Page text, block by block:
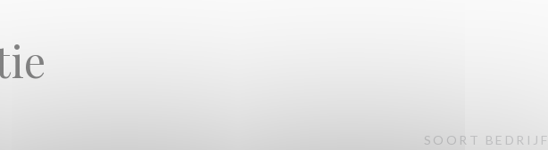
SOORT BEDRIJF